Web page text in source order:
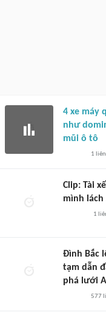
4 xe máy
như
mũi ô tô
1
Clip: Tài
mình
1
Đình Bắc
tạm dẫn
phá lưới
577